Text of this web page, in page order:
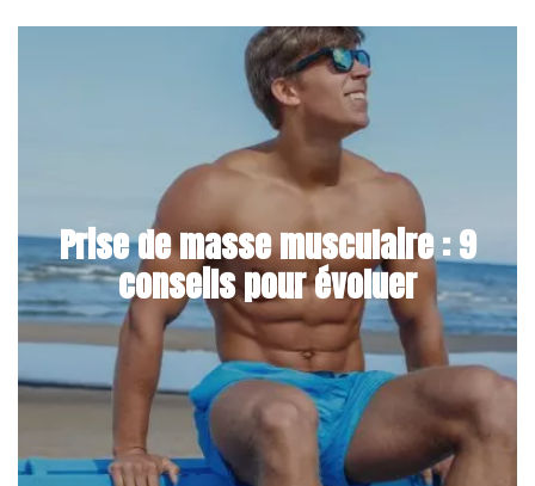
Prise de masse musculaire : 9
conseils pour évoluer